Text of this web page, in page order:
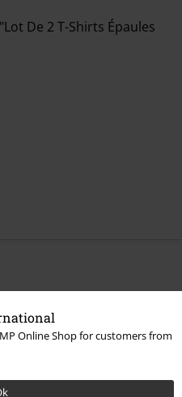
Online Shop for customers from
De 2 T-Shirts Épaules